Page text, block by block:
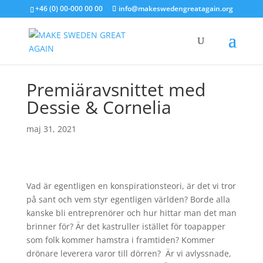
+46 (0) 00-000 00 00 info@makeswedengreatagain.org
Premiäravsnittet med
Dessie & Cornelia
maj 31, 2021
Vad är egentligen en konspirationsteori, är det vi tror
på sant och vem styr egentligen världen? Borde alla
kanske bli entreprenörer och hur hittar man det man
brinner för? Är det kastruller istället för toapapper
som folk kommer hamstra i framtiden? Kommer
drönare leverera varor till dörren? Är vi avlyssnade,